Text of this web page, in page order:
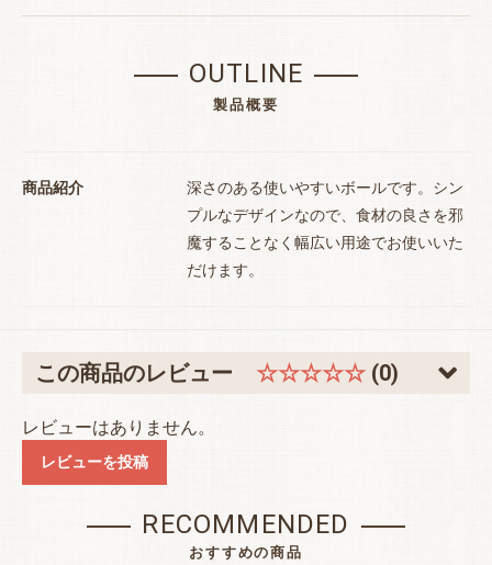
OUTLINE
製品概要
商品紹介
深さのある使いやすいボールです。シン
プルなデザインなので、食材の良さを邪
魔することなく幅広い用途でお使いいた
だけます。
この商品のレビュー ☆☆☆☆☆ (0)
レビューはありません。
レビューを投稿
RECOMMENDED
おすすめの商品